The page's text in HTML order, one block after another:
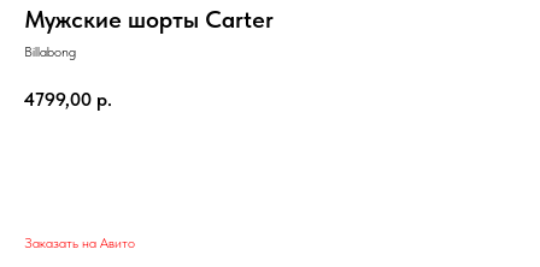
Мужские шорты Carter
Billabong
4799,00 р.
Заказать на Авито